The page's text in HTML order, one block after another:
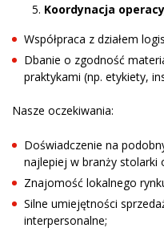
Koordynacja
Współpraca z działem
Dbanie o zgodność
praktykami (np. etykiety,
Nasze oczekiwania:
Doświadczenie na
najlepiej w branży stolarki
Znajomość lokalnego
Silne umiejętności
interpersonalne;